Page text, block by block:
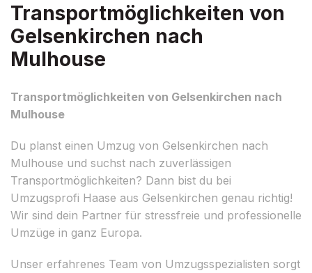
Transportmöglichkeiten von
Gelsenkirchen nach
Mulhouse
Transportmöglichkeiten von Gelsenkirchen nach
Mulhouse
Du planst einen Umzug von Gelsenkirchen nach
Mulhouse und suchst nach zuverlässigen
Transportmöglichkeiten? Dann bist du bei
Umzugsprofi Haase aus Gelsenkirchen genau richtig!
Wir sind dein Partner für stressfreie und professionelle
Umzüge in ganz Europa.
Unser erfahrenes Team von Umzugsspezialisten sorgt